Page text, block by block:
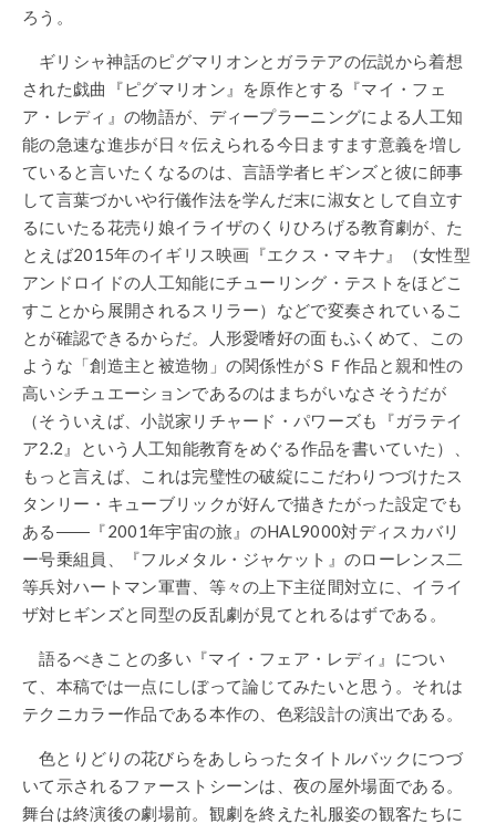
ろう。
ギリシャ神話のピグマリオンとガラテアの伝説から着想
された戯曲『ピグマリオン』を原作とする『マイ・フェ
ア・レディ』の物語が、ディープラーニングによる人工知
能の急速な進歩が日々伝えられる今日ますます意義を増し
ていると言いたくなるのは、言語学者ヒギンズと彼に師事
して言葉づかいや行儀作法を学んだ末に淑女として自立す
るにいたる花売り娘イライザのくりひろげる教育劇が、た
とえば2015年のイギリス映画『エクス・マキナ』（女性型
アンドロイドの人工知能にチューリング・テストをほどこ
すことから展開されるスリラー）などで変奏されているこ
とが確認できるからだ。人形愛嗜好の面もふくめて、この
ような「創造主と被造物」の関係性がＳＦ作品と親和性の
高いシチュエーションであるのはまちがいなさそうだが
（そういえば、小説家リチャード・パワーズも『ガラテイ
ア2.2』という人工知能教育をめぐる作品を書いていた）、
もっと言えば、これは完璧性の破綻にこだわりつづけたス
タンリー・キューブリックが好んで描きたがった設定でも
ある――『2001年宇宙の旅』のHAL9000対ディスカバリ
ー号乗組員、『フルメタル・ジャケット』のローレンス二
等兵対ハートマン軍曹、等々の上下主従間対立に、イライ
ザ対ヒギンズと同型の反乱劇が見てとれるはずである。
語るべきことの多い『マイ・フェア・レディ』につい
て、本稿では一点にしぼって論じてみたいと思う。それは
テクニカラー作品である本作の、色彩設計の演出である。
色とりどりの花びらをあしらったタイトルバックにつづ
いて示されるファーストシーンは、夜の屋外場面である。
舞台は終演後の劇場前。観劇を終えた礼服姿の観客たちに